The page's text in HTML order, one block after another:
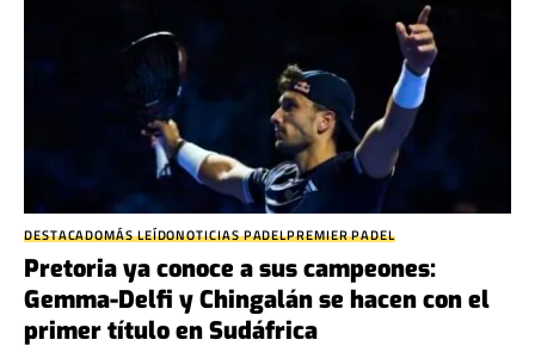
DESTACADOMÁS LEÍDONOTICIAS PADELPREMIER PADEL
Pretoria ya conoce a sus campeones:
Gemma-Delfi y Chingalán se hacen con el
primer título en Sudáfrica